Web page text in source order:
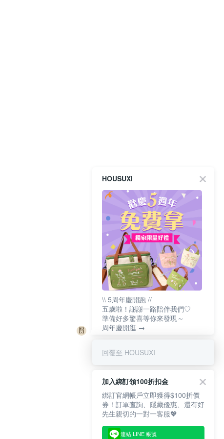
HOUSUXI
\\ 5周年慶開跑 //
五歲啦！謝謝一路陪伴我們♡
準備好多驚喜等你來發現～
周年慶開逛 →
回覆至 HOUSUXI
加入綁訂領100折扣金
綁訂官網帳戶立即獲得$100折價
券！訂單查詢、隱藏優惠、還有好
先生親切的一對一客服💖
連結 LINE 帳號